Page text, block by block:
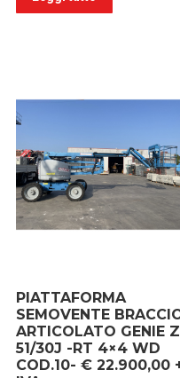
PIATTAFORMA
SEMOVENTE
ARTICOLATO GENIE Z
51/30J -RT 4×4 WD
COD.10- € 22.900,00